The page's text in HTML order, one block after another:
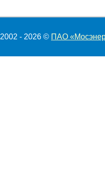
2002 - 2026 © ПАО